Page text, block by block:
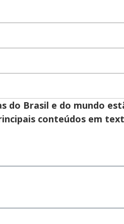
Brasil e do mundo
conteúdos em